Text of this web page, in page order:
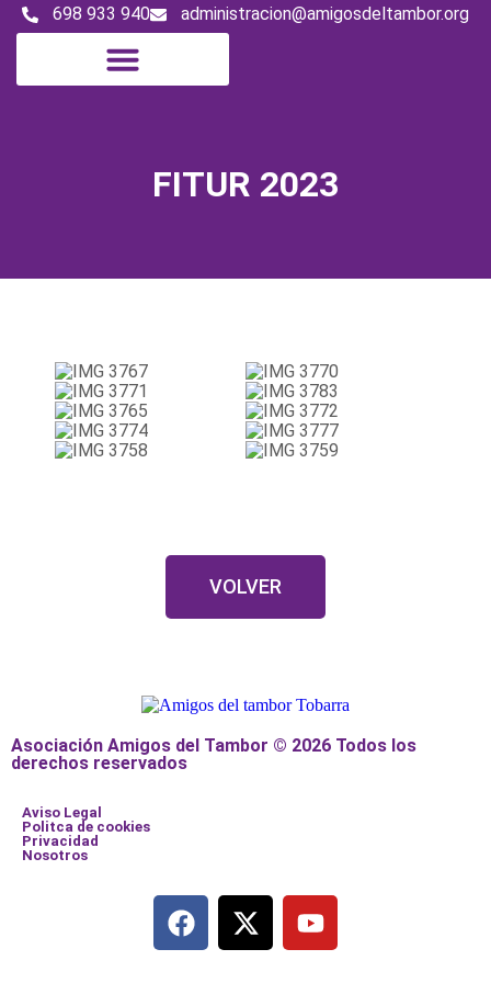
698 933 940 administracion@amigosdeltambor.org
FITUR 2023
VOLVER
Asociación Amigos del Tambor © 2026 Todos los
derechos reservados
Aviso Legal
Politca de cookies
Privacidad
Nosotros